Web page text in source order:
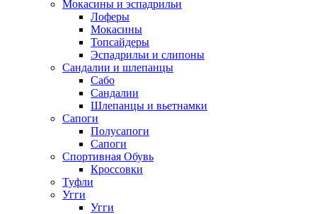
Мокасины и эспадрильи
Лоферы
Мокасины
Топсайдеры
Эспадрильи и слипоны
Сандалии и шлепанцы
Сабо
Сандалии
Шлепанцы и вьетнамки
Сапоги
Полусапоги
Сапоги
Спортивная Обувь
Кроссовки
Туфли
Угги
Угги